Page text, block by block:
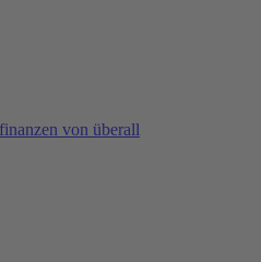
von überall